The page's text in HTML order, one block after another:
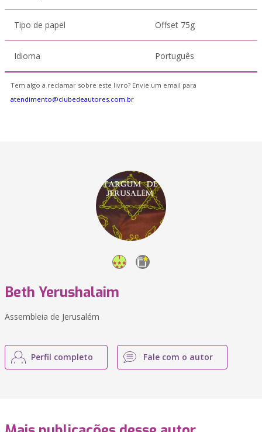
Tipo de papel Offset 75g
Idioma Português
Tem algo a reclamar sobre este livro? Envie um email para
atendimento@clubedeautores.com.br
Beth Yerushalaim
Assembleia de Jerusalém
Perfil completo Fale com o autor